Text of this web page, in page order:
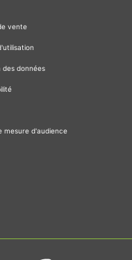
vente
des données
mesure d'audience